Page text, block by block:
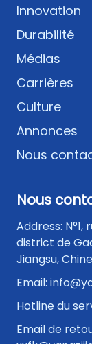
Innovation
Durabilité
Médias
Carrières
Culture
Annonces
Nous
Nous
Address:
district de
Jiangsu, Chine
Email:
Hotline du
Email de